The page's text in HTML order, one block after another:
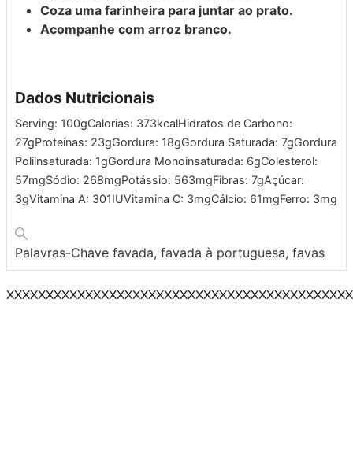
Coza uma farinheira para juntar ao prato.
Acompanhe com arroz branco.
Dados Nutricionais
Serving: 100gCalorias: 373kcalHidratos de Carbono:
27gProteínas: 23gGordura: 18gGordura Saturada: 7gGordura
Poliinsaturada: 1gGordura Monoinsaturada: 6gColesterol:
57mgSódio: 268mgPotássio: 563mgFibras: 7gAçúcar:
3gVitamina A: 301IUVitamina C: 3mgCálcio: 61mgFerro: 3mg
Palavras-Chave favada, favada à portuguesa, favas